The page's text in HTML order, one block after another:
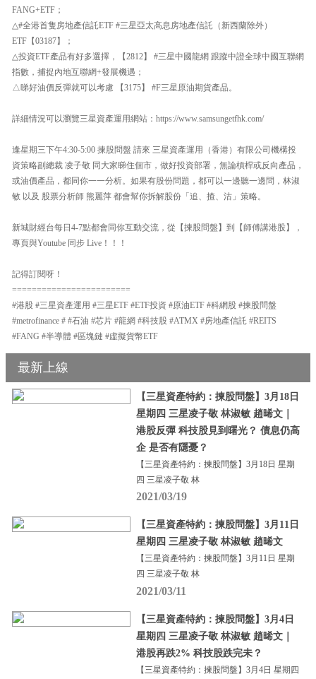
FANG+ETF；
△#全港首隻房地產信託ETF #三星亞太高息房地產信託（新西蘭除外）
ETF【03187】；
△投資ETF產品有好多選擇，【2812】 #三星中國龍網 跟蹤中證全球中國互聯網
指數，捕捉內地互聯網+發展機遇；
△睇好油價反彈就可以考慮 【3175】 #F三星原油期貨產品。
詳細情況可以瀏覽三星資產運用網站：https://www.samsungetfhk.com/
逢星期三下午4:30-5:00 揀股問盤 請來 三星資產運用（香港）有限公司機構投
資策略副總裁 凌子敬 同大家睇住個市，做好投資部署，無論槓桿或反向產品，
或油價產品，都同你一一分析。如果有股份問題，都可以一邊聽一邊問，林淑
敏 以及 股票分析師 熊麗萍 都會幫你拆解股份「追、揸、沽」策略。
新城財經台每日4-7點都會同你互動交流，從【揀股問盤】到【師傅講港股】，
專頁與Youtube 同步 Live！！！
記得訂閱呀！
========================
#港股 #三星資產運用 #三星ETF #ETF投資 #原油ETF #科網股 #揀股問盤
#metrofinance # #石油 #芯片 #龍網 #科技股 #ATMX #房地產信託 #REITS
#FANG #半導體 #區塊鏈 #虛擬貨幣ETF
最新上線
【三星資產特約：揀股問盤】3月18日
星期四 三星凌子敬 林淑敏 趙晞文｜
港股反彈 科技股見到曙光？ 債息仍高
企 是否有隱憂？
【三星資產特約：揀股問盤】3月18日 星期
四 三星凌子敬 林
2021/03/19
【三星資產特約：揀股問盤】3月11日
星期四 三星凌子敬 林淑敏 趙晞文
【三星資產特約：揀股問盤】3月11日 星期
四 三星凌子敬 林
2021/03/11
【三星資產特約：揀股問盤】3月4日
星期四 三星凌子敬 林淑敏 趙晞文｜
港股再跌2% 科技股跌完未？
【三星資產特約：揀股問盤】3月4日 星期四